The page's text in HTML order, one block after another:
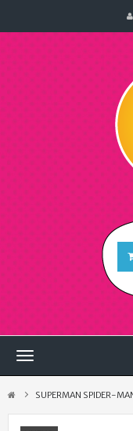
Navegación
SUPERMAN SPIDER-